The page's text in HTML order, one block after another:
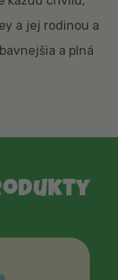
a jej rodinou a
a plná